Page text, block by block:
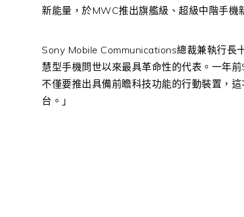
新能量，於MWC推出旗艦級、超級中階手
Sony Mobile Communications總裁兼執行長
慧型手機問世以來最具革命性的代表。一年
不僅要推出具備前瞻科技功能的行動裝置，
台。」